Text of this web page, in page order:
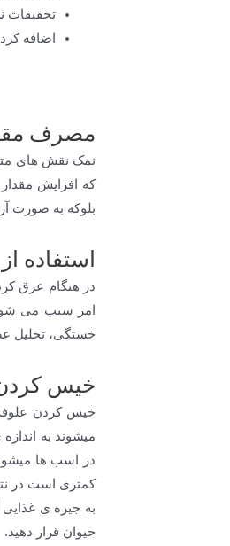
تحقیقات
اضافه
مصرف
نمک نقش های
بلوکه به صورت
استفاده
در هنگام عرق
امر سبب می
خستگی، تحلیل
خیس
خیس کردن
میشوند به
در اسب ها
کمتری است در
حیوان قرار دهید.